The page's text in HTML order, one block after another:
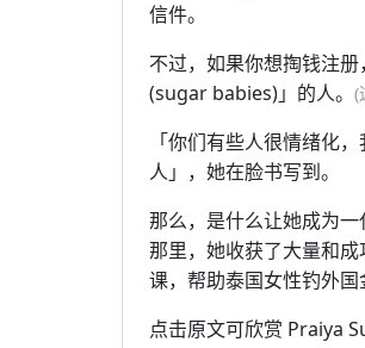
信件。
不过，如果你想掏钱注
(sugar babies)」的人。 (
「你们有些人很情绪化
人」，她在脸书写到。
那么，是什么让她成为
那里，她收获了大量和
课，帮助泰国女性钓外国
点击原文可欣赏 Praiya